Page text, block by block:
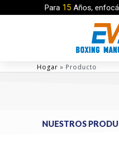
Para 15 Años,
Hogar » Producto
NUESTROS